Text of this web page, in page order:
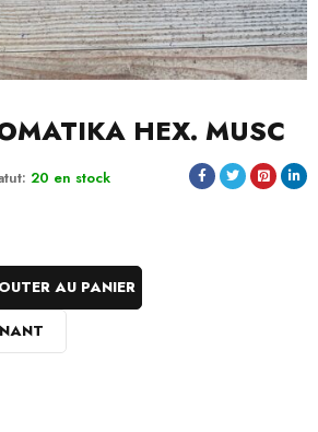
HEX. MUSC
20 en stock
AU PANIER